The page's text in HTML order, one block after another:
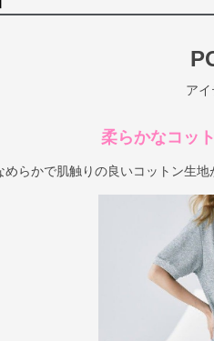
ア
柔らかなコッ
めらかで肌触りの良いコットン生